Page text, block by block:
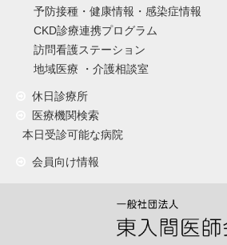
予防接種・健康情報・感染症情報
CKD診療連携プログラム
訪問看護ステーション
地域医療 ・介護相談室
休日診療所
医療機関検索
本日受診可能な病院
会員向け情報